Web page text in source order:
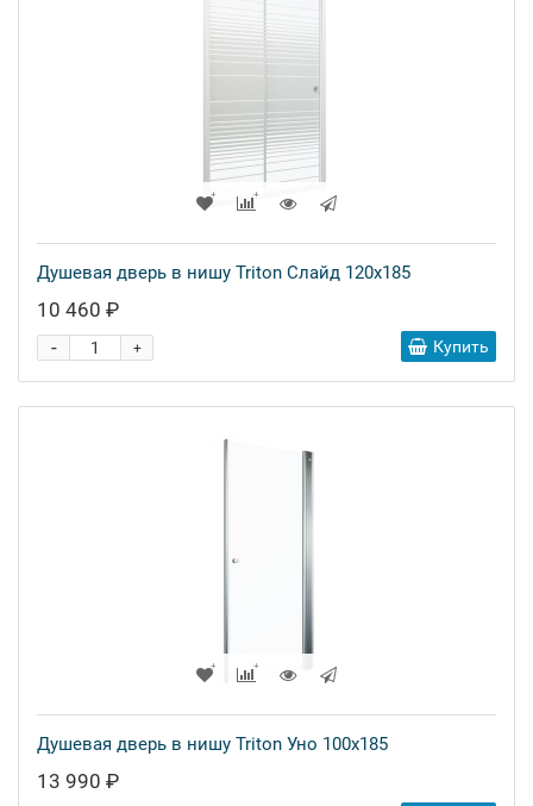
Душевая дверь в нишу Triton Слайд 120x185
10 460 ₽
+
- Купить
Душевая дверь в нишу Triton Уно 100x185
13 990 ₽